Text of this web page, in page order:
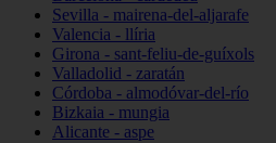
Sevilla - mairena-del-aljarafe
Valencia - llíria
Girona - sant-feliu-de-guíxols
Valladolid - zaratán
Córdoba - almodóvar-del-río
Bizkaia - mungia
Alicante - aspe